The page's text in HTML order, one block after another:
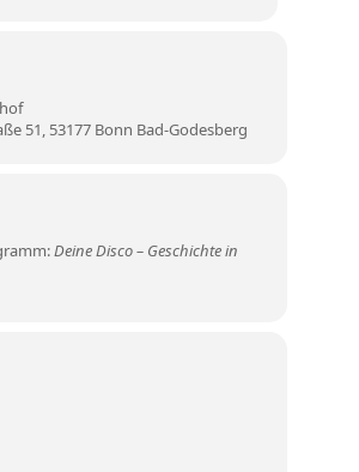
51, 53177 Bonn Bad-Godesberg
Deine Disco – Geschichte in